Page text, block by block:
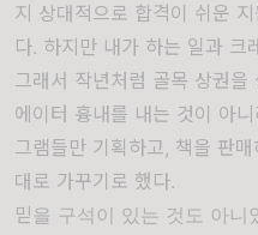
지 상대적으로 합격이 쉬운
다. 하지만 내가 하는 일과 크
그래서 작년처럼 골목 상권을
에이터 흉내를 내는 것이 아
그램들만 기획하고, 책을 판매
대로 가꾸기로 했다.
믿을 구석이 있는 것도 아니